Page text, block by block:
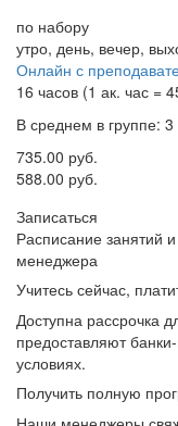
по набору
утро, день, вечер,
Онлайн с
16 часов (1 ак. час =
В среднем в группе: 3
735.00 руб.
588.00 руб.
Записаться
Расписание занятий
менеджера
Учитесь сейчас,
Доступна рассрочка
предоставляют
условиях.
Получить полную